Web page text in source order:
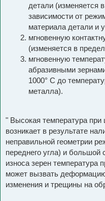
детали (изменяется
зависимости от
материала детали и
мгновенную
(изменяется в
мгновенную
абразивными
1000° С до
металла).
" Высокая температура
возникает в результате
неправильной геометрии
переднего угла) и большой
износа зерен
может вызвать
изменения и трещины на